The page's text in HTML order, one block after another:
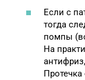
Если с
тогда
помпы
На